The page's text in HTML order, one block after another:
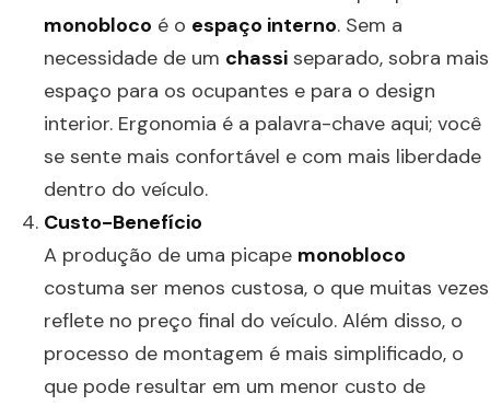
monobloco é o espaço interno. Sem a
necessidade de um chassi separado, sobra mais
espaço para os ocupantes e para o design
interior. Ergonomia é a palavra-chave aqui; você
se sente mais confortável e com mais liberdade
dentro do veículo.
Custo-Benefício
A produção de uma picape monobloco
costuma ser menos custosa, o que muitas vezes
reflete no preço final do veículo. Além disso, o
processo de montagem é mais simplificado, o
que pode resultar em um menor custo de